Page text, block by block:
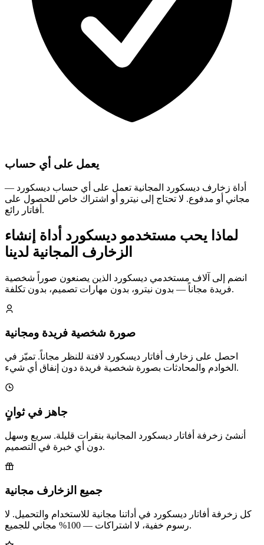
يعمل على أي حساب
أداة زخارف ديسكورد المجانية تعمل على أي حساب ديسكورد —
مجاني أو مدفوع. لا تحتاج إلى نيترو أو اشتراك خاص للحصول على
أفاتار رائع.
لماذا يحب مستخدمو ديسكورد أداة إنشاء
الزخارف المجانية لدينا
انضم إلى آلاف مستخدمي ديسكورد الذين يصنعون صوراً شخصية
فريدة مجاناً — بدون نيترو، بدون مهارات تصميم، بدون تكلفة.
صورة شخصية فريدة ومجانية
احصل على زخارف أفاتار ديسكورد لافتة للنظر مجاناً. تميّز في
الخوادم والمحادثات بصورة شخصية فريدة دون إنفاق أي شيء.
جاهز في ثوانٍ
أنشئ زخرفة أفاتار ديسكورد المجانية بنقرات قليلة. سريع وسهل
دون أي خبرة في التصميم.
جميع الزخارف مجانية
كل زخرفة أفاتار ديسكورد في أداتنا مجانية للاستخدام والتحميل. لا
رسوم خفية، لا اشتراكات — 100% مجاني للجميع.